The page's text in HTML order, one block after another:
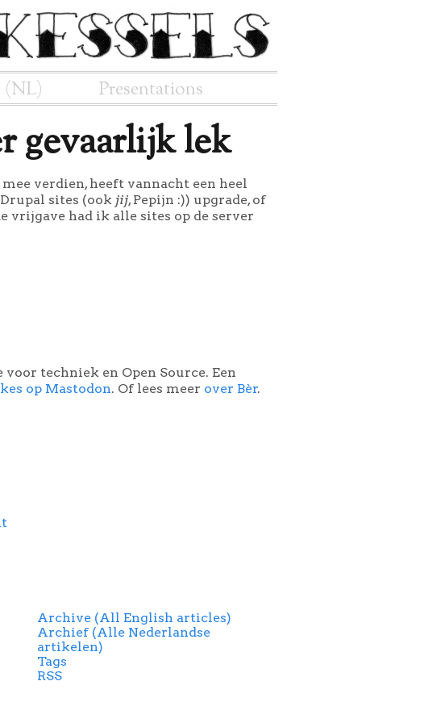
Presentations
gevaarlijk lek
verdien, heeft vannacht een heel
sites (ook jij, Pepijn :)) upgrade, of
vrijgave had ik alle sites op de server
techniek en Open Source. Een
op Mastodon. Of lees meer over Bèr.
Archive (All English articles)
Archief (Alle Nederlandse
artikelen)
Tags
RSS